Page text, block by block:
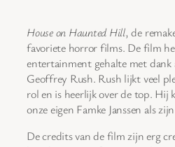
House on Haunted Hill, de
favoriete horror films. De film
entertainment gehalte met dank
Geoffrey Rush. Rush lijkt veel
rol en is heerlijk over de top. Hij
onze eigen Famke Janssen als
De credits van de film zijn erg